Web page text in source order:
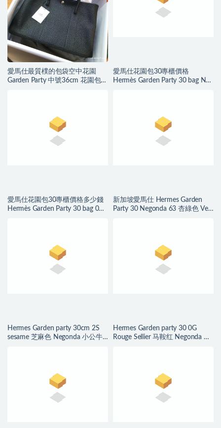
愛馬仕最質樸的包袋空中花園
Garden Party 中號36cm 花園包墨
愛馬仕花園包30專櫃價格
Hermès Garden Party 30 bag Noir
愛馬仕花園包30專櫃價格多少錢
Hermès Garden Party 30 bag 0D
新加坡愛馬仕 Hermes Garden
Party 30 Negonda 63 杏綠色 Vert
Hermes Garden party 30cm 2S
sesame 芝麻色 Negonda 小公牛
Hermes Garden party 30 0G
Rouge Sellier 马鞍红 Negonda 全